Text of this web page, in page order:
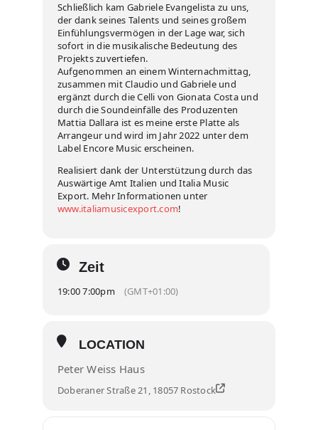
Schließlich kam Gabriele Evangelista zu uns,
der dank seines Talents und seines großem
Einfühlungsvermögen in der Lage war, sich
sofort in die musikalische Bedeutung des
Projekts zuvertiefen.
Aufgenommen an einem Winternachmittag,
zusammen mit Claudio und Gabriele und
ergänzt durch die Celli von Gionata Costa und
durch die Soundeinfälle des Produzenten
Mattia Dallara ist es meine erste Platte als
Arrangeur und wird im Jahr 2022 unter dem
Label Encore Music erscheinen.
Realisiert dank der Unterstützung durch das
Auswärtige Amt Italien und Italia Music
Export. Mehr Informationen unter
www.italiamusicexport.com!
Zeit
19:00 7:00pm (GMT+01:00)
LOCATION
Peter Weiss Haus
Doberaner Straße 21, 18057 Rostock